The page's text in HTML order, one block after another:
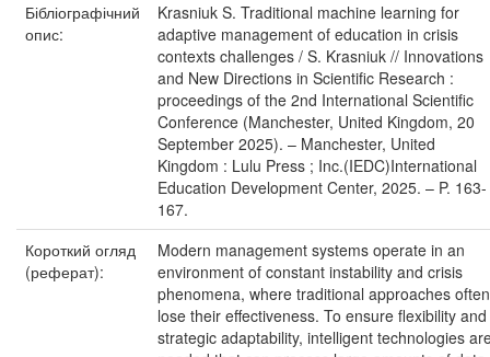
Бібліографічний
опис:
Krasniuk S. Traditional machine learning for
adaptive management of education in crisis
contexts challenges / S. Krasniuk // Innovations
and New Directions in Scientific Research :
proceedings of the 2nd International Scientific
Conference (Manchester, United Kingdom, 20
September 2025). – Manchester, United
Kingdom : Lulu Press ; Inc.(IEDC)International
Education Development Center, 2025. – P. 163-
167.
Короткий огляд
(реферат):
Modern management systems operate in an
environment of constant instability and crisis
phenomena, where traditional approaches often
lose their effectiveness. To ensure flexibility and
strategic adaptability, intelligent technologies